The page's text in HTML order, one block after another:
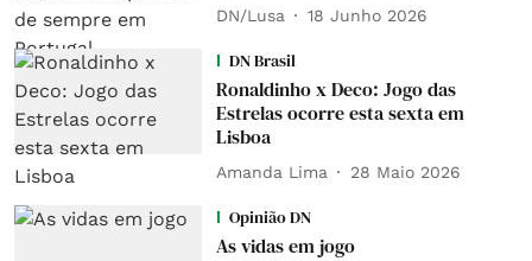
DN/Lusa 18 Junho 2026
DN Brasil
Ronaldinho x Deco: Jogo das
Estrelas ocorre esta sexta em
Lisboa
Amanda Lima 28 Maio 2026
Opinião DN
As vidas em jogo